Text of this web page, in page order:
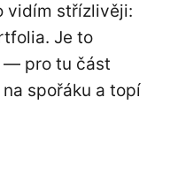
vidím střízlivěji:
Je to
— pro tu část
spořáku a topí